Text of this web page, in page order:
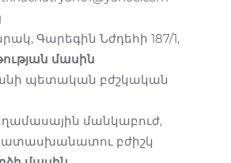
Գարեգին Նժդեհի 187/1,
մասին
պետական բժշկական
մանկաբուժ,
պատասխանատու բժիշկ